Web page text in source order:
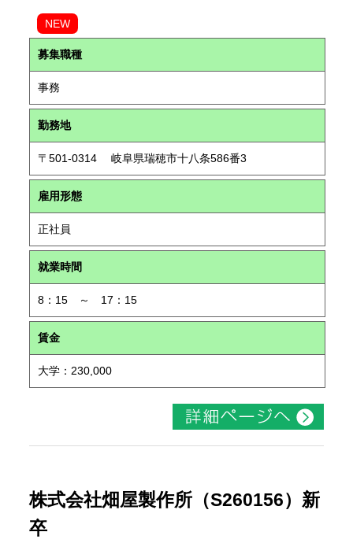
NEW
募集職種
事務
勤務地
〒501-0314 岐阜県瑞穂市十八条586番3
雇用形態
正社員
就業時間
8：15 ～ 17：15
賃金
大学：230,000
株式会社畑屋製作所（S260156）新
卒